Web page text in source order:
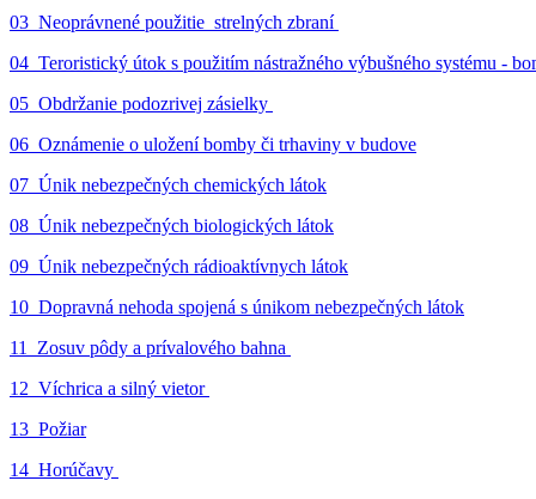
03_Neoprávnené použitie strelných zbraní
04_Teroristický útok s použitím nástražného výbušného systému -
05_Obdržanie podozrivej zásielky
06_Oznámenie o uložení bomby či trhaviny v budove
07_Únik nebezpečných chemických látok
08_Únik nebezpečných biologických látok
09_Únik nebezpečných rádioaktívnych látok
10_Dopravná nehoda spojená s únikom nebezpečných látok
11_Zosuv pôdy a prívalového bahna
12_Víchrica a silný vietor
13_Požiar
14_Horúčavy